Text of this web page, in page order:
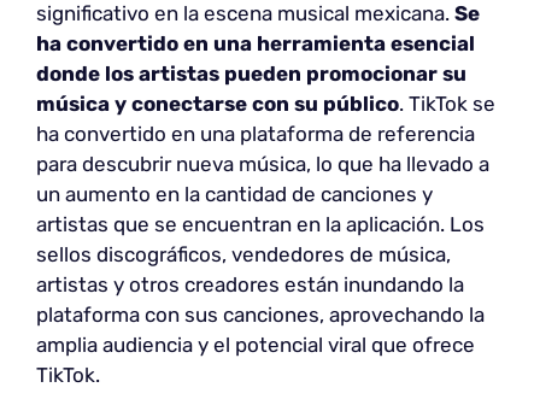
significativo en la escena musical mexicana. Se
ha convertido en una herramienta esencial
donde los artistas pueden promocionar su
música y conectarse con su público. TikTok se
ha convertido en una plataforma de referencia
para descubrir nueva música, lo que ha llevado a
un aumento en la cantidad de canciones y
artistas que se encuentran en la aplicación. Los
sellos discográficos, vendedores de música,
artistas y otros creadores están inundando la
plataforma con sus canciones, aprovechando la
amplia audiencia y el potencial viral que ofrece
TikTok.